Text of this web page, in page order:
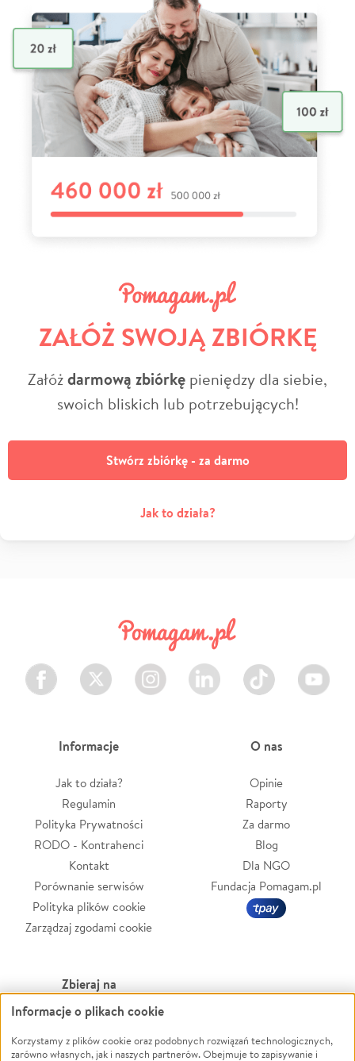
ZAŁÓŻ SWOJĄ ZBIÓRKĘ
Załóżdarmową zbiórkę pieniędzy dla siebie,
swoich bliskich lub potrzebujących!
Stwórz zbiórkę - za darmo
Jak to działa?
Facebook Twitter Instagram LinkedIn TikTok Youtube
Informacje
Jak to działa?
Regulamin
Polityka Prywatności
RODO - Kontrahenci
Kontakt
Porównanie serwisów
Polityka plików cookie
Zarządzaj zgodami cookie
O nas
Opinie
Raporty
Za darmo
Blog
Dla NGO
Fundacja Pomagam.pl
Zbieraj na
Leczenie
Zwierzęta
Powódź
Informacje o plikach cookie
Korzystamy z plików cookie oraz podobnych rozwiązań technologicznych,
zarówno własnych, jak i naszych partnerów. Obejmuje to zapisywanie i